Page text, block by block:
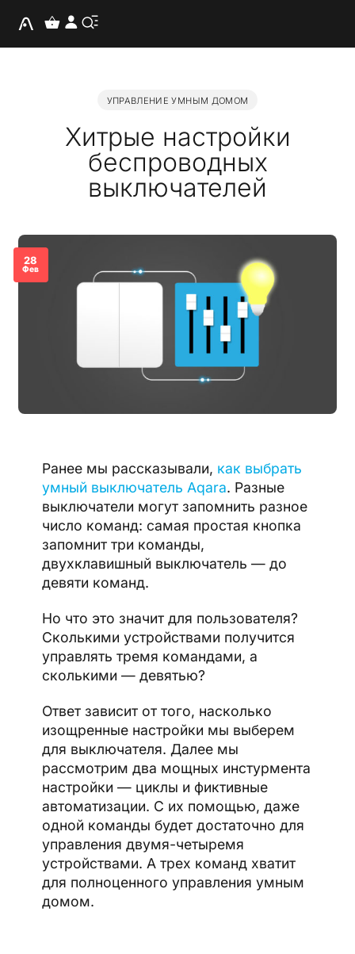
УПРАВЛЕНИЕ УМНЫМ ДОМОМ
Хитрые настройки
беспроводных
выключателей
28
Фев
Ранее мы рассказывали, как выбрать
умный выключатель Aqara. Разные
выключатели могут запомнить разное
число команд: самая простая кнопка
запомнит три команды,
двухклавишный выключатель — до
девяти команд.
Но что это значит для пользователя?
Сколькими устройствами получится
управлять тремя командами, а
сколькими — девятью?
Ответ зависит от того, насколько
изощренные настройки мы выберем
для выключателя. Далее мы
рассмотрим два мощных инстурмента
настройки — циклы и фиктивные
автоматизации. С их помощью, даже
одной команды будет достаточно для
управления двумя-четыремя
устройствами. А трех команд хватит
для полноценного управления умным
домом.